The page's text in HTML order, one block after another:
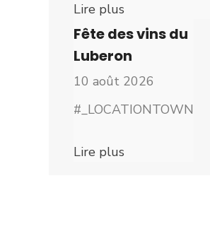
Lire plus
Fête des vins du
Luberon
10 août 2026
#_LOCATIONTOWN
Lire plus